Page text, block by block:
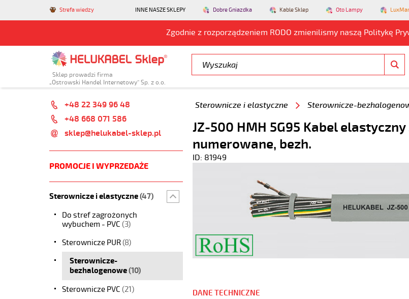
Strefa wiedzy INNE NASZE SKLEPY Dobre Gniazdka Kable Sklep Oto Lampy
Zgodnie z rozporządzeniem RODO zmienilismy naszą Politykę
Sklep prowadzi firma
„Ostrowski Handel Internetowy” Sp. z o.o.
+48 22 349 96 48
+48 668 071 586
sklep@helukabel-sklep.pl
PROMOCJE I WYPRZEDAŻE
Sterownicze i elastyczne(47)
Do stref zagrożonych
wybuchem - PVC (3)
Sterownicze PUR(8)
Sterownicze-
bezhalogenowe(10)
Sterownicze PVC (21)
Sterownicze i elastyczne Sterownicze-
JZ-500 HMH 5G95 Kabel
numerowane, bezh.
ID: 81949
DANE TECHNICZNE